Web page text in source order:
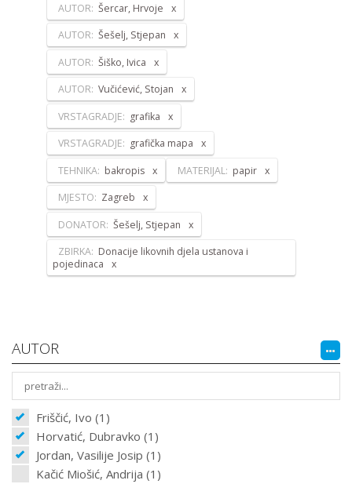
AUTOR: Šercar, Hrvoje
AUTOR: Šešelj, Stjepan
AUTOR: Šiško, Ivica
AUTOR: Vučićević, Stojan
VRSTAGRADJE: grafika
VRSTAGRADJE: grafička mapa
TEHNIKA: bakropis MATERIJAL: papir
MJESTO: Zagreb
DONATOR: Šešelj, Stjepan
ZBIRKA: Donacije likovnih djela ustanova i
pojedinaca
AUTOR
Friščić, Ivo (1)
Horvatić, Dubravko (1)
Jordan, Vasilije Josip (1)
Kačić Miošić, Andrija (1)